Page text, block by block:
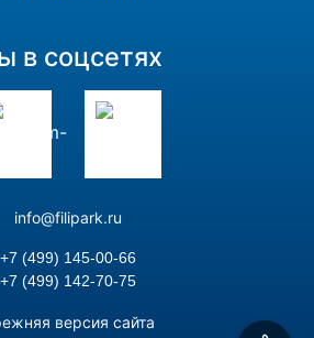
в соцсетях
info@filipark.ru
+7 (499) 145-00-66
+7 (499) 142-70-75
версия сайта